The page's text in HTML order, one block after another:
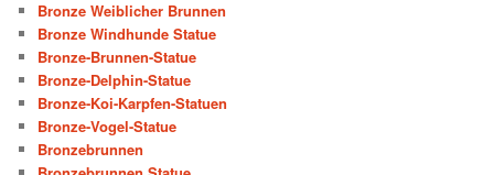
Bronze Weiblicher Brunnen
Bronze Windhunde Statue
Bronze-Brunnen-Statue
Bronze-Delphin-Statue
Bronze-Koi-Karpfen-Statuen
Bronze-Vogel-Statue
Bronzebrunnen